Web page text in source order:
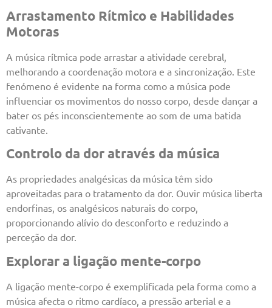
Arrastamento Rítmico e Habilidades
Motoras
A música rítmica pode arrastar a atividade cerebral,
melhorando a coordenação motora e a sincronização. Este
fenómeno é evidente na forma como a música pode
influenciar os movimentos do nosso corpo, desde dançar a
bater os pés inconscientemente ao som de uma batida
cativante.
Controlo da dor através da música
As propriedades analgésicas da música têm sido
aproveitadas para o tratamento da dor. Ouvir música liberta
endorfinas, os analgésicos naturais do corpo,
proporcionando alívio do desconforto e reduzindo a
perceção da dor.
Explorar a ligação mente-corpo
A ligação mente-corpo é exemplificada pela forma como a
música afecta o ritmo cardíaco, a pressão arterial e a